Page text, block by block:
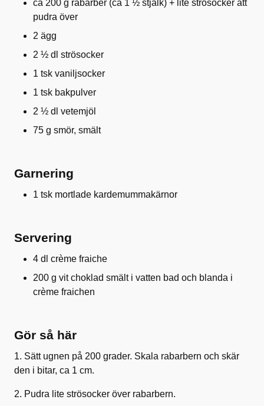
ca 200 g rabarber (ca 1 ½ stjälk) + lite strösocker att
pudra över
2 ägg
2 ½ dl strösocker
1 tsk vaniljsocker
1 tsk bakpulver
2 ½ dl vetemjöl
75 g smör, smält
Garnering
1 tsk mortlade kardemummakärnor
Servering
4 dl crème fraiche
200 g vit choklad smält i vatten bad och blanda i
crème fraichen
Gör så här
1. Sätt ugnen på 200 grader. Skala rabarbern och skär
den i bitar, ca 1 cm.
2. Pudra lite strösocker över rabarbern.